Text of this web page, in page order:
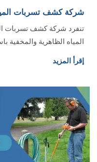
شركة كشف تسربات
تنفرد شركة كشف تسربات
المياه الظاهرية والمخفية
إقرأ المزيد